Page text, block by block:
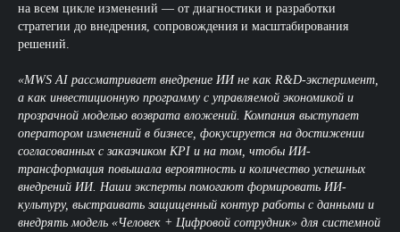
на всем цикле изменений — от диагностики и разработки
стратегии до внедрения, сопровождения и масштабирования
решений.
«MWS AI рассматривает внедрение ИИ не как R&D-эксперимент,
а как инвестиционную программу с управляемой экономикой и
прозрачной моделью возврата вложений. Компания выступает
оператором изменений в бизнесе, фокусируется на достижении
согласованных с заказчиком KPI и на том, чтобы ИИ-
трансформация повышала вероятность и количество успешных
внедрений ИИ. Наши эксперты помогают формировать ИИ-
культуру, выстраивать защищенный контур работы с данными и
внедрять модель «Человек + Цифровой сотрудник» для системной